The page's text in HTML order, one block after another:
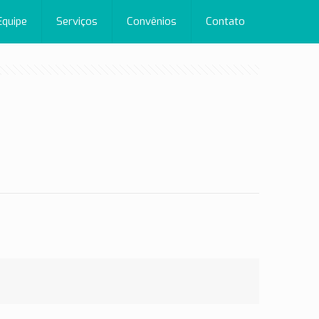
Serviços Convênios Contato